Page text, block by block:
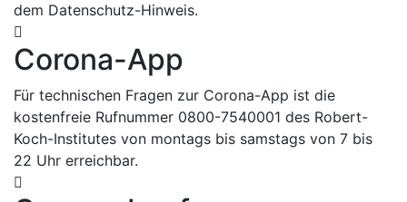
dem Datenschutz-Hinweis.
Corona-App
Für technischen Fragen zur Corona-App ist die
kostenfreie Rufnummer 0800-7540001 des Robert-
Koch-Institutes von montags bis samstags von 7 bis
22 Uhr erreichbar.